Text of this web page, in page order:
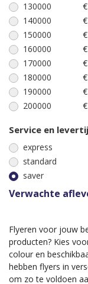
130000
140000
150000
160000
170000
180000
190000
200000
Service en
express
standard
saver
Verwachte
Flyeren voor jouw
producten? Kies
colour en
hebben flyers in
om zo te voldoen